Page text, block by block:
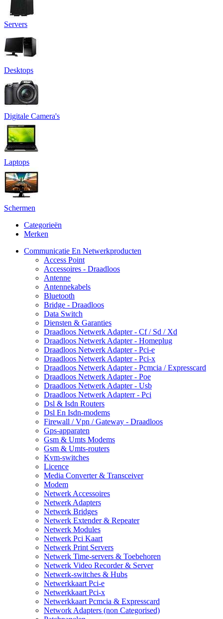
Servers
Desktops
Digitale Camera's
Laptops
Schermen
Categorieën
Merken
Communicatie En Netwerkproducten
Access Point
Accessoires - Draadloos
Antenne
Antennekabels
Bluetooth
Bridge - Draadloos
Data Switch
Diensten & Garanties
Draadloos Netwerk Adapter - Cf / Sd / Xd
Draadloos Netwerk Adapter - Homeplug
Draadloos Netwerk Adapter - Pci-e
Draadloos Netwerk Adapter - Pci-x
Draadloos Netwerk Adapter - Pcmcia / Expresscard
Draadloos Netwerk Adapter - Poe
Draadloos Netwerk Adapter - Usb
Draadloos Netwerk Adapterr - Pci
Dsl & Isdn Routers
Dsl En Isdn-modems
Firewall / Vpn / Gateway - Draadloos
Gps-apparaten
Gsm & Umts Modems
Gsm & Umts-routers
Kvm-switches
Licence
Media Converter & Transceiver
Modem
Netwerk Accessoires
Netwerk Adapters
Netwerk Bridges
Netwerk Extender & Repeater
Netwerk Modules
Netwerk Pci Kaart
Netwerk Print Servers
Netwerk Time-servers & Toebehoren
Netwerk Video Recorder & Server
Netwerk-switches & Hubs
Netwerkkaart Pci-e
Netwerkkaart Pci-x
Netwerkkaart Pcmcia & Expresscard
Network Adapters (non Categorised)